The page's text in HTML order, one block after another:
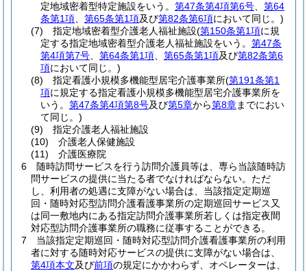
定地域密着型特定施設をいう。 第47条第4項第6号
第64
条第1項
第65条第1項及び第82条第6項において同じ。)
(7)
指定地域密着型介護老人福祉施設(第150条第1項に規
定する指定地域密着型介護老人福祉施設をいう。 第47条
第4項第7号
第64条第1項 第65条第1項及び第82条第6
項において同じ。)
(8)
指定看護小規模多機能型居宅介護事業所(第191条第1
項に規定する指定看護小規模多機能型居宅介護事業所を
いう。 第47条第4項第8号及び第5章から第8章までにおい
て同じ。)
(9)
指定介護老人福祉施設
(10)
介護老人保健施設
(11)
介護医療院
6
随時訪問サービスを行う訪問介護員等は、専ら当該随時訪
問サービスの提供に当たる者でなければならない。 ただ
し、利用者の処遇に支障がない場合は、当該指定定期巡
回・随時対応型訪問介護看護事業所の定期巡回サービス又
は同一敷地内にある指定訪問介護事業所若しくは指定夜間
対応型訪問介護事業所の職務に従事することができる。
7
当該指定定期巡回・随時対応型訪問介護看護事業所の利用
者に対する随時対応サービスの提供に支障がない場合は、
第4項本文及び前項の規定にかかわらず、オペレーターは、